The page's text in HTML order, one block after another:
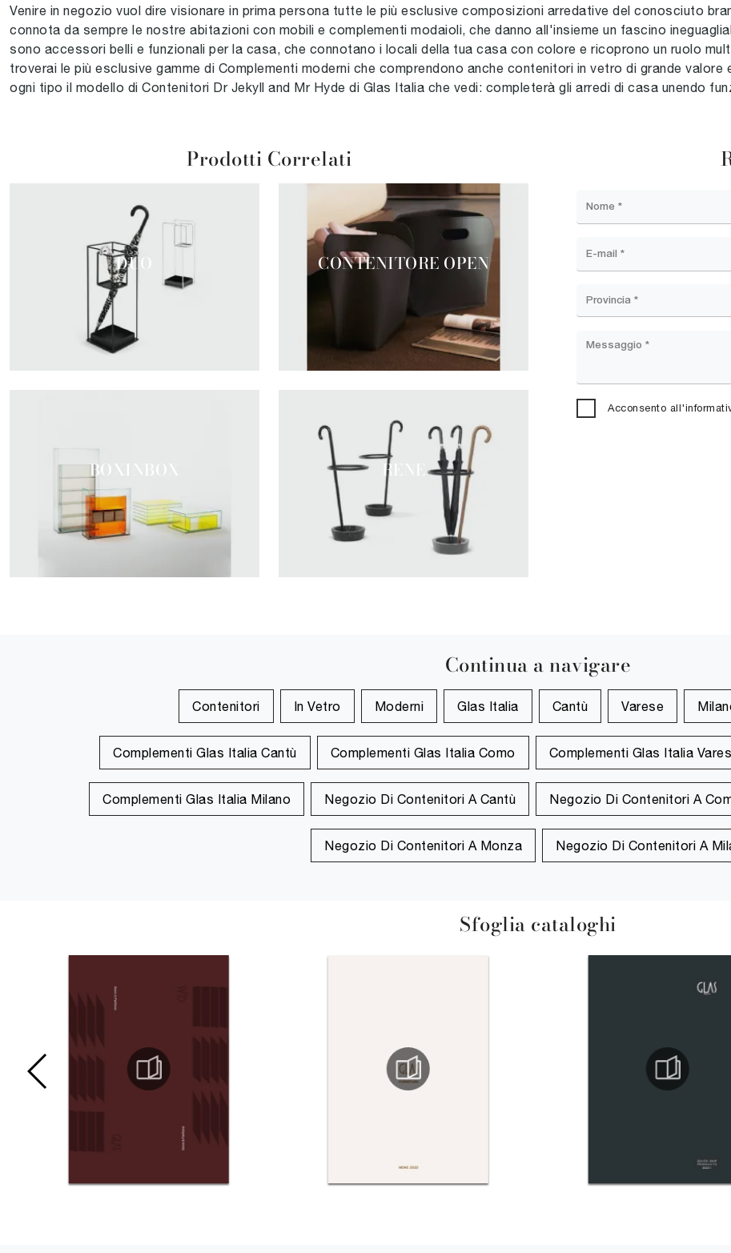
Venire in negozio vuol dire visionare in prima persona tutte le più esclusive composizioni arredative del conosciuto
connota da sempre le nostre abitazioni con mobili e complementi modaioli, che danno all'insieme un fascino
sono accessori belli e funzionali per la casa, che connotano i locali della tua casa con colore e ricoprono un ruolo
troverai le più esclusive gamme di Complementi moderni che comprendono anche contenitori in vetro di grande
ogni tipo il modello di Contenitori Dr Jekyll and Mr Hyde di Glas Italia che vedi: completerà gli arredi di casa unendo
Prodotti Correlati
DUO CONTENITORE OPEN
BOXINBOX RENE
Acconsento
Continua a navigare
Contenitori In Vetro Moderni Glas Italia Cantù Varese
Complementi Glas Italia Cantù Complementi Glas Italia Como Complementi Glas Italia
Complementi Glas Italia Milano Negozio Di Contenitori A Cantù Negozio Di Contenitori A
Negozio Di Contenitori A Monza Negozio Di Contenitori A
Sfoglia cataloghi